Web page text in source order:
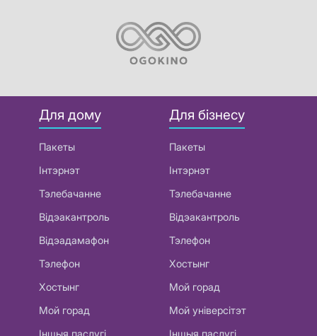
Для дому
Пакеты
Інтэрнэт
Тэлебачанне
Відэакантроль
Відэадамафон
Тэлефон
Хостынг
Мой горад
Іншыя паслугі
Для бізнесу
Пакеты
Інтэрнэт
Тэлебачанне
Відэакантроль
Тэлефон
Хостынг
Мой горад
Мой універсітэт
Іншыя паслугі